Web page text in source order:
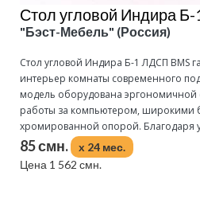
Стол угловой Индира
"Бэст-Мебель" (Россия)
Стол угловой Индира Б-1 ЛДСП BMS
интерьер комнаты современного
модель оборудована
работы за компьютером, широкими
хромированной опорой. Благодаря
85 смн.
x 24 мес.
Цена 1 562 смн.